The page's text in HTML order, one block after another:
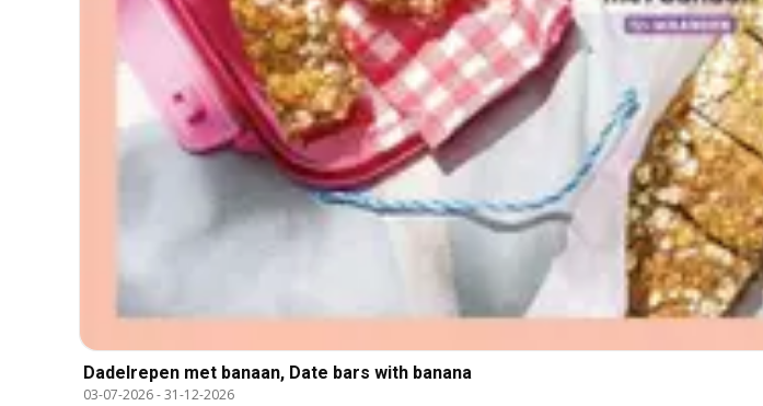
Dadelrepen met banaan, Date bars with banana
03-07-2026-31-12-2026